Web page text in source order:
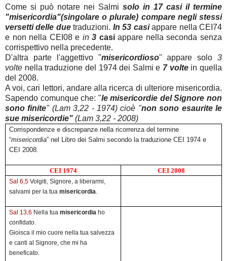
Come si può notare nei Salmi solo in 17 casi il termine
"misericordia"(singolare o plurale) compare negli stessi
versetti delle duetraduzioni. In 53 casiappare nella CEI74
e non nella CEI08 e in3 casiappare nella seconda senza
corrispettivo nella precedente.
D'altra parte l'aggettivo "misericordioso" appare solo 3
volte nella traduzione del 1974 dei Salmi e 7 voltein quella
del 2008.
A voi, cari lettori, andare alla ricerca di ulteriore misericordia.
Sapendo comunque che: "le misericordie del Signore non
sono finite" (Lam 3,22 - 1974) cioè "non sono esaurite le
sue misericordie" (Lam 3,22 - 2008)
Corrispondenze e discrepanze nella ricorrenza del termine
“misericordia” nel Libro dei Salmi secondo la traduzione CEI 1974 e
CEI 2008.
CEI 1974 CEI 2008
Sal 6,5 Volgiti, Signore, a liberarmi,
salvami per la tua misericordia.
Sal 13,6 Nella tua misericordia ho
confidato.
Gioisca il mio cuore nella tua salvezza
e canti al Signore, che mi ha
beneficato.